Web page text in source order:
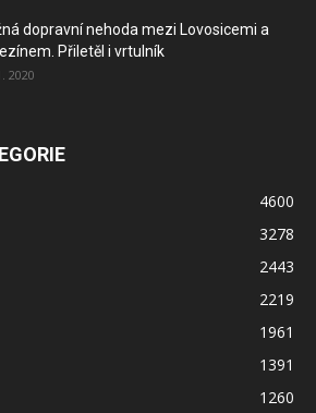
dopravní nehoda mezi Lovosicemi a
Přiletěl i vrtulník
2020
4600
3278
2443
2219
1961
1391
1260